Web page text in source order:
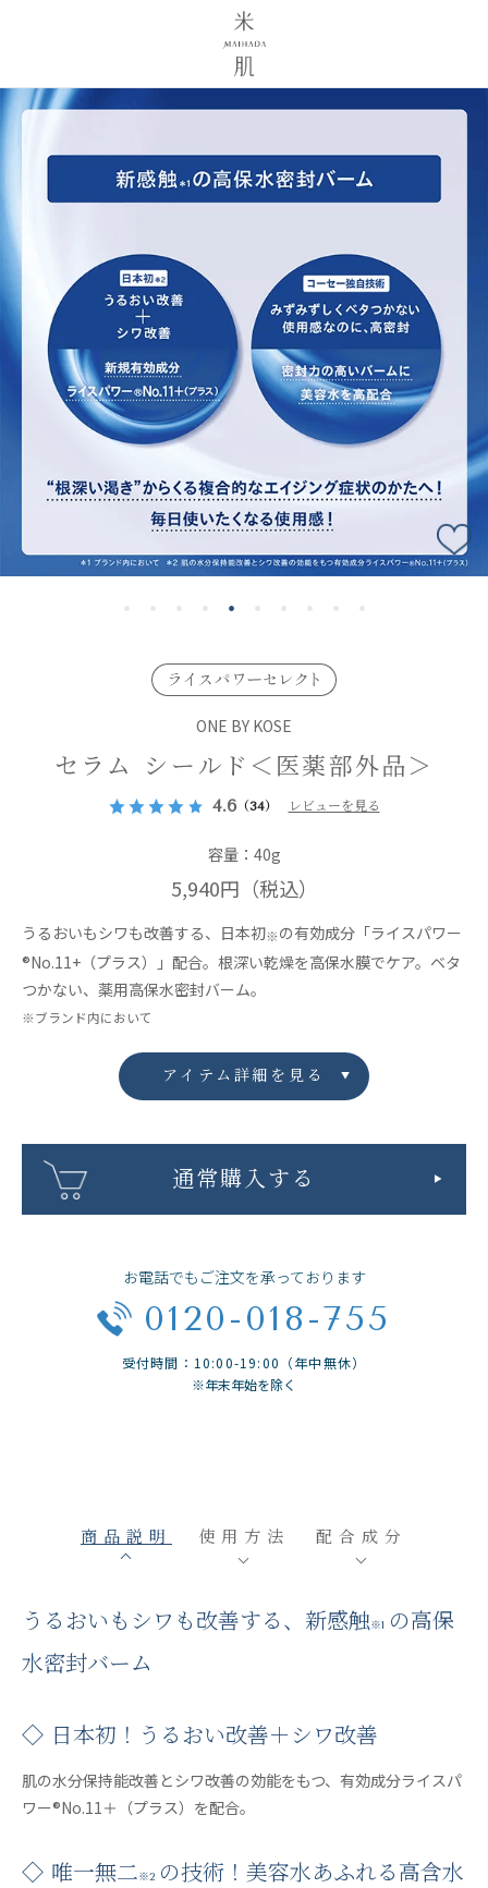
ONE BY KOSE
セラム シールド＜医薬部外品＞
4.6（34） レビューを見る
容量：40g
5,940円 （税込）
うるおいもシワも改善する、日本初※の有効成分「ライスパワー
®No.11+（プラス）」配合。根深い乾燥を高保水膜でケア。ベタ
つかない、薬用高保水密封バーム。
※ブランド内において
アイテム詳細を見る
通常購入する
お電話でもご注文を承っております
0120-018-755
受付時間：10:00-19:00（年中無休）
※年末年始を除く
商品説明 使用方法 配合成分
うるおいもシワも改善する、新感触※1
の高保
水密封バーム
◇ 日本初！うるおい改善＋シワ改善
肌の水分保持能改善とシワ改善の効能をもつ、有効成分ライスパ
ワー®No.11＋（プラス）を配合。
◇ 唯一無二※2 の技術！美容水あふれる高含水